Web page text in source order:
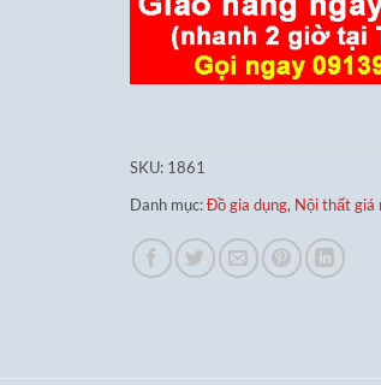
SKU: 1861
Danh mục:Đồ gia dụng, Nội thất giá